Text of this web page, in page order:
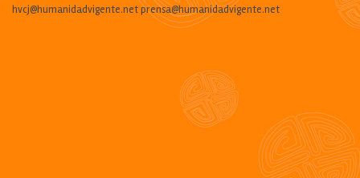
hvcj@humanidadvigente.net prensa@humanidadvigente.net